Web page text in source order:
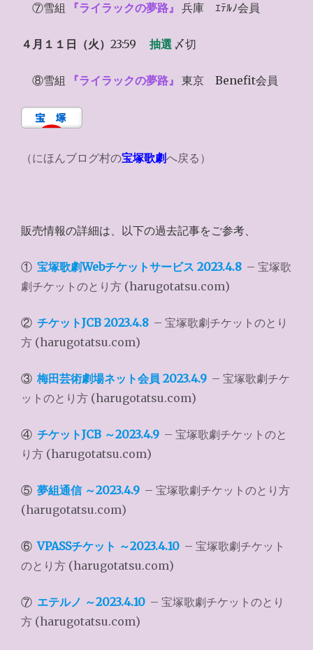
⑦雪組 『ライラックの夢路』 兵庫 ｴﾃﾙﾉ会員
４月１１日（火） 23:59 抽選 〆切
⑧雪組 『ライラックの夢路』 東京 Benefit会員
（にほんブログ村の宝塚歌劇へ戻る）
販売情報の詳細は、以下の過去記事をご参考、
① 宝塚歌劇Webチケットサービス 2023.4.8 – 宝塚歌
劇チケットのとり方 (harugotatsu.com)
② チケットJCB 2023.4.8 – 宝塚歌劇チケットのとり
方 (harugotatsu.com)
③ 梅田芸術劇場ネット会員 2023.4.9 – 宝塚歌劇チケ
ットのとり方 (harugotatsu.com)
④ チケットJCB ～2023.4.9 – 宝塚歌劇チケットのと
り方 (harugotatsu.com)
⑤ 夢組通信 ～2023.4.9 – 宝塚歌劇チケットのとり方
(harugotatsu.com)
⑥ VPASSチケット ～2023.4.10 – 宝塚歌劇チケット
のとり方 (harugotatsu.com)
⑦ エテルノ ～2023.4.10 – 宝塚歌劇チケットのとり
方 (harugotatsu.com)